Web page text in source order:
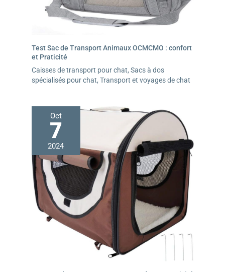
Test Sac de Transport Animaux OCMCMO : confort
et Praticité
Caisses de transport pour chat, Sacs à dos
spécialisés pour chat, Transport et voyages de chat
Oct
7
2024